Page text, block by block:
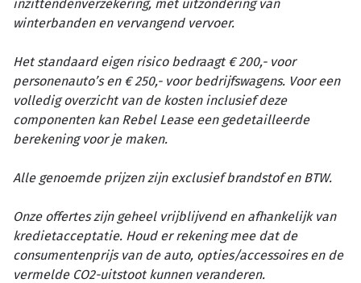
inzittendenverzekering, met uitzondering van
winterbanden en vervangend vervoer.
Het standaard eigen risico bedraagt € 200,- voor
personenauto’s en € 250,- voor bedrijfswagens. Voor een
volledig overzicht van de kosten inclusief deze
componenten kan Rebel Lease een gedetailleerde
berekening voor je maken.
Alle genoemde prijzen zijn exclusief brandstof en BTW.
Onze offertes zijn geheel vrijblijvend en afhankelijk van
kredietacceptatie. Houd er rekening mee dat de
consumentenprijs van de auto, opties/accessoires en de
vermelde CO2-uitstoot kunnen veranderen.